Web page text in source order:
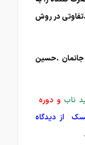
در روش
جانمان .حسین
ناب و دوره
از دیدگاه